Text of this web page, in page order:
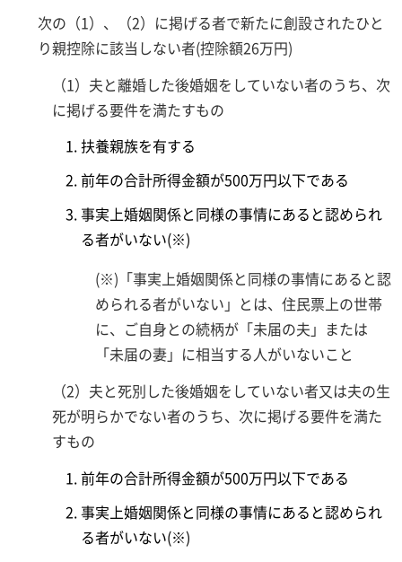
次の（1）、（2）に掲げる者で新たに創設されたひと
り親控除に該当しない者(控除額26万円)
（1）夫と離婚した後婚姻をしていない者のうち、次
に掲げる要件を満たすもの
扶養親族を有する
前年の合計所得金額が500万円以下である
事実上婚姻関係と同様の事情にあると認められ
る者がいない(※)
(※)「事実上婚姻関係と同様の事情にあると認
められる者がいない」とは、住民票上の世帯
に、ご自身との続柄が「未届の夫」または
「未届の妻」に相当する人がいないこと
（2）夫と死別した後婚姻をしていない者又は夫の生
死が明らかでない者のうち、次に掲げる要件を満た
すもの
前年の合計所得金額が500万円以下である
事実上婚姻関係と同様の事情にあると認められ
る者がいない(※)